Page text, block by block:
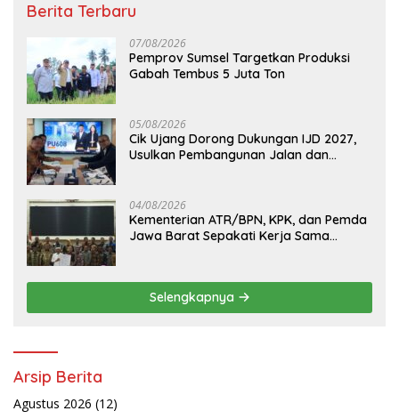
Berita Terbaru
07/08/2026
Pemprov Sumsel Targetkan Produksi
Gabah Tembus 5 Juta Ton
05/08/2026
Cik Ujang Dorong Dukungan IJD 2027,
Usulkan Pembangunan Jalan dan
04/08/2026
Kementerian ATR/BPN, KPK, dan Pemda
Jawa Barat Sepakati Kerja Sama
Selengkapnya
Arsip Berita
Agustus 2026 (12)